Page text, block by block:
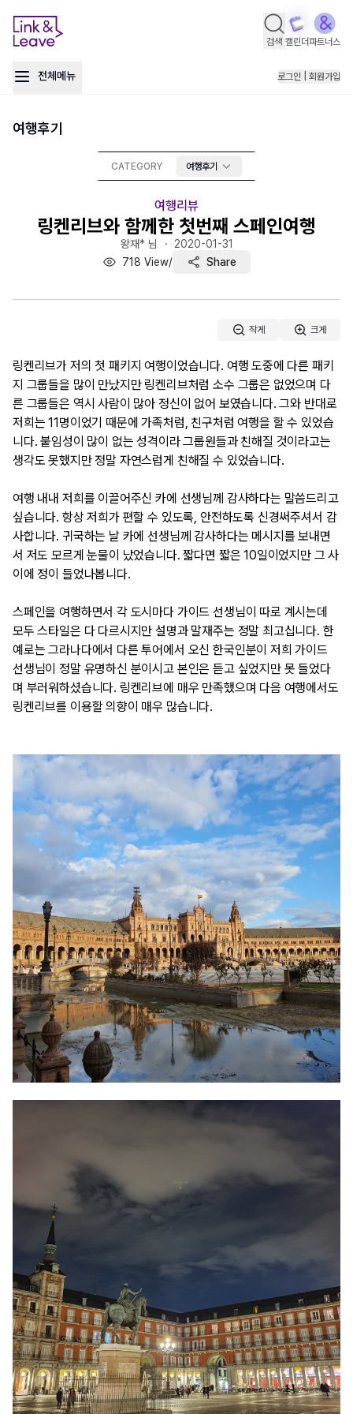
검색 캘린더파트너스
전체메뉴 로그인 | 회원가입
여행후기
CATEGORY 여행후기
여행리뷰
링켄리브와 함께한 첫번째 스페인여행
왕재* 님 ・ 2020-01-31
718 View/ Share
작게 크게
링켄리브가 저의 첫 패키지 여행이었습니다. 여행 도중에 다른 패키
지 그룹들을 많이 만났지만 링켄리브처럼 소수 그룹은 없었으며 다
른 그룹들은 역시 사람이 많아 정신이 없어 보였습니다. 그와 반대로
저희는 11명이었기 때문에 가족처럼, 친구처럼 여행을 할 수 있었습
니다. 붙임성이 많이 없는 성격이라 그룹원들과 친해질 것이라고는
생각도 못했지만 정말 자연스럽게 친해질 수 있었습니다.
여행 내내 저희를 이끌어주신 카에 선생님께 감사하다는 말씀드리고
싶습니다. 항상 저희가 편할 수 있도록, 안전하도록 신경써주셔서 감
사합니다. 귀국하는 날 카에 선생님께 감사하다는 메시지를 보내면
서 저도 모르게 눈물이 났었습니다. 짧다면 짧은 10일이었지만 그 사
이에 정이 들었나봅니다.
스페인을 여행하면서 각 도시마다 가이드 선생님이 따로 계시는데
모두 스타일은 다 다르시지만 설명과 말재주는 정말 최고십니다. 한
예로는 그라나다에서 다른 투어에서 오신 한국인분이 저희 가이드
선생님이 정말 유명하신 분이시고 본인은 듣고 싶었지만 못 들었다
며 부러워하셨습니다. 링켄리브에 매우 만족했으며 다음 여행에서도
링켄리브를 이용할 의향이 매우 많습니다.